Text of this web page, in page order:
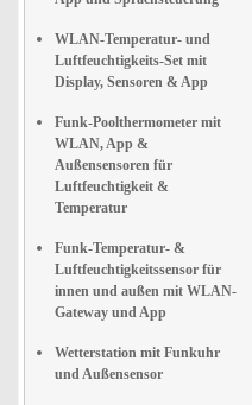
WLAN-Temperatur- und
Luftfeuchtigkeits-Set mit
Display, Sensoren & App
Funk-Poolthermometer mit
WLAN, App &
Außensensoren für
Luftfeuchtigkeit &
Temperatur
Funk-Temperatur- &
Luftfeuchtigkeitssensor für
innen und außen mit WLAN-
Gateway und App
Wetterstation mit Funkuhr
und Außensensor